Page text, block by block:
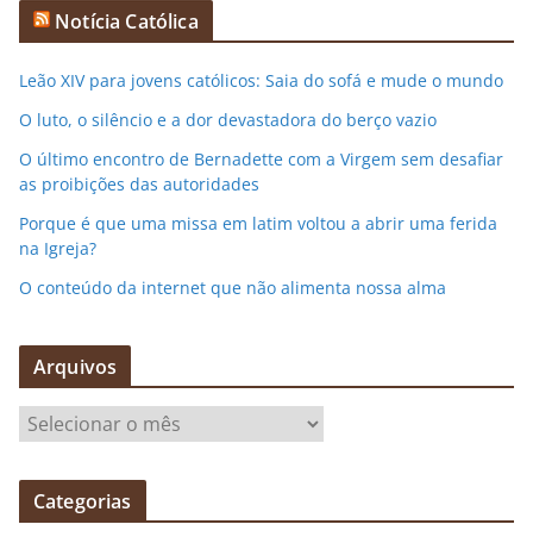
Notícia Católica
Leão XIV para jovens católicos: Saia do sofá e mude o mundo
O luto, o silêncio e a dor devastadora do berço vazio
O último encontro de Bernadette com a Virgem sem desafiar
as proibições das autoridades
Porque é que uma missa em latim voltou a abrir uma ferida
na Igreja?
O conteúdo da internet que não alimenta nossa alma
Arquivos
r
q
Categorias